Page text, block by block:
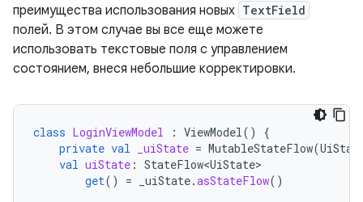
преимущества использования новых TextField
полей. В этом случае вы все еще можете
использовать текстовые поля с управлением
состоянием, внеся небольшие корректировки.
class LoginViewModel : ViewModel()
{
private val _uiState = MutableStateFlow(
val uiState : StateFlow<UiState>
get() = _uiState.asStateFlow()